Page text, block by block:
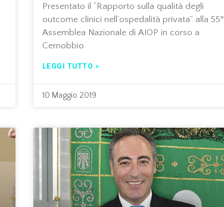
Presentato il “Rapporto sulla qualità degli
outcome clinici nell’ospedalità privata” alla 55°
Assemblea Nazionale di AIOP in corso a
Cernobbio
LEGGI TUTTO »
10 Maggio 2019